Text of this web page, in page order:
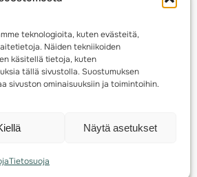
teknologioita, kuten evästeitä,
Näiden tekniikoiden
käsitellä tietoja, kuten
tällä sivustolla. Suostumuksen
sivuston ominaisuuksiin ja toimintoihin.
Näytä asetukset
Tietosuoja